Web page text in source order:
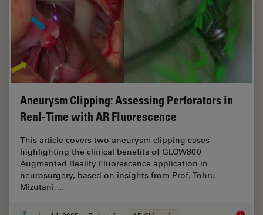
Aneurysm Clipping: Assessing Perforators in
Real-Time with AR Fluorescence
This article covers two aneurysm clipping cases
highlighting the clinical benefits of GLOW800
Augmented Reality Fluorescence application in
neurosurgery, based on insights from Prof. Tohru
Mizutani,…